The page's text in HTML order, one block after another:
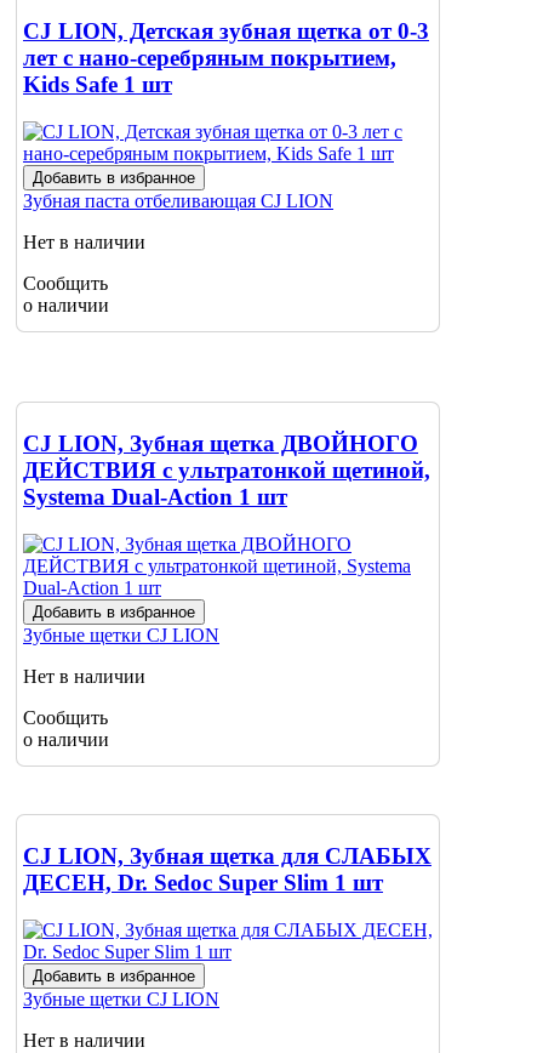
CJ LION, Детская зубная щетка от 0-3
лет с нано-серебряным покрытием,
Kids Safe 1 шт
Добавить в избранное
Зубная паста отбеливающая CJ LION
Нет в наличии
Сообщить
о наличии
CJ LION, Зубная щетка ДВОЙНОГО
ДЕЙСТВИЯ с ультратонкой щетиной,
Systema Dual-Action 1 шт
Добавить в избранное
Зубные щетки CJ LION
Нет в наличии
Сообщить
о наличии
CJ LION, Зубная щетка для СЛАБЫХ
ДЕСЕН, Dr. Sedoc Super Slim 1 шт
Добавить в избранное
Зубные щетки CJ LION
Нет в наличии